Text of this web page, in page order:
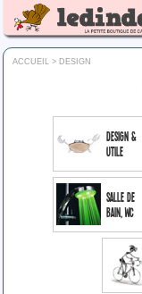
ACCUEIL > DESIGN
Design &
Utile
Salle de
bain, WC